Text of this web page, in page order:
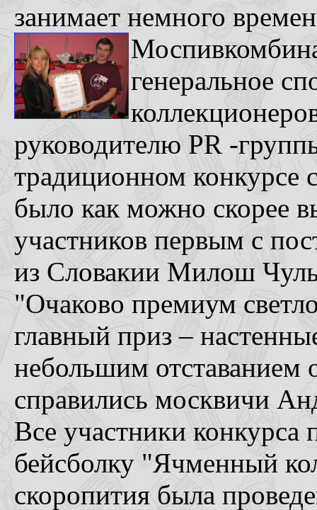
занимает немного
генеральное
руководителю PR -
традиционном конкурсе
было как можно скорее
участников первым с
из Словакии Милош
"Очаково премиум
главный приз –
небольшим отставанием
справились москвичи
Все участники
бейсболку "Ячменный
скоропития была